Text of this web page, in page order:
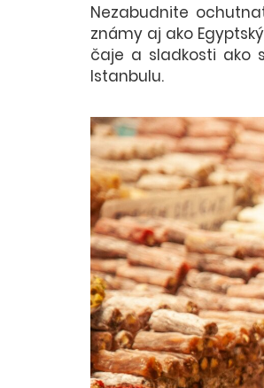
Nezabudnite
známy aj ako
čaje a sladkosti ako
Istanbulu.